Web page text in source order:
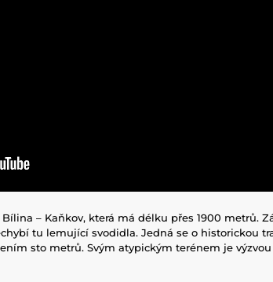
– Kaňkov, která má délku přes 1900 metrů.
tu lemující svodidla. Jedná se o historickou
sto metrů. Svým atypickým terénem je